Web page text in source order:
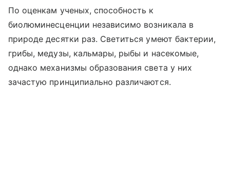
По оценкам ученых, способность к
биолюминесценции независимо возникала в
природе десятки раз. Светиться умеют бактерии,
грибы, медузы, кальмары, рыбы и насекомые,
однако механизмы образования света у них
зачастую принципиально различаются.